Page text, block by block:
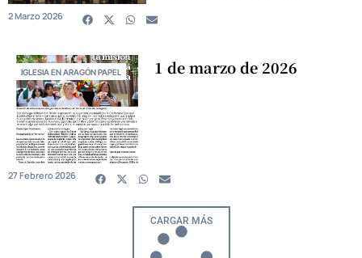
2 Marzo 2026
IGLESIA EN ARAGÓN PAPEL 1 de marzo de 2026
27 Febrero 2026
CARGAR MÁS